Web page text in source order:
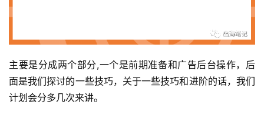
主要是分成两个部分,一个是前期准备和广告后台操作，后
面是我们探讨的一些技巧，关于一些技巧和进阶的话，我们
计划会分多几次来讲。